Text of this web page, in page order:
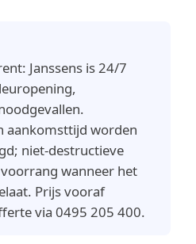
Janssens is 24/7
aankomsttijd worden
niet-destructieve
wanneer het
Prijs vooraf
via 0495 205 400.